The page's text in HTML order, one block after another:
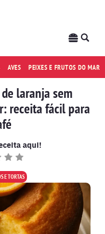
AVES PEIXES E FRUTOS DO MAR
laranja sem
receita fácil para
aqui!
E TORTAS